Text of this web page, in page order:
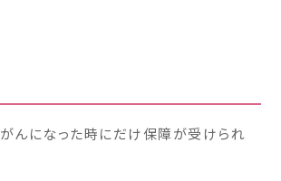
んになった時にだけ保障が受けられ